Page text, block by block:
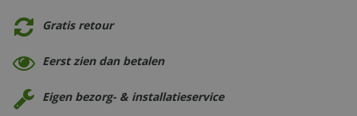
Gratis retour
Eerst zien dan betalen
Eigen bezorg- & installatieservice